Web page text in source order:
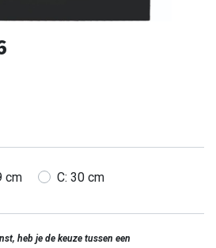
cm C: 30 cm
heb je de keuze tussen een